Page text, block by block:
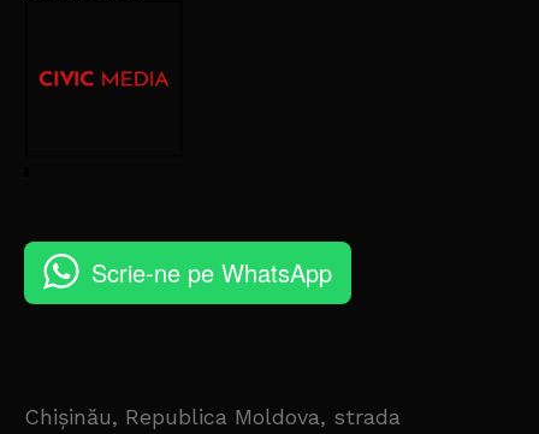
Scrie-ne pe WhatsApp
Chișinău, Republica Moldova, strada